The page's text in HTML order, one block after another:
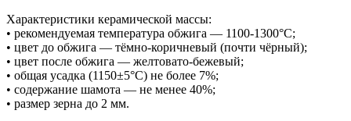
Характеристики керамической массы:
• рекомендуемая температура обжига — 1100-1300°С;
• цвет до обжига — тёмно-коричневый (почти чёрный);
• цвет после обжига — желтовато-бежевый;
• общая усадка (1150±5°С) не более 7%;
• содержание шамота — не менее 40%;
• размер зерна до 2 мм.